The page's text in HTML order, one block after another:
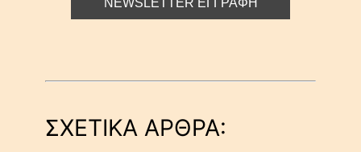
ΣΧΕΤΙΚΑ ΑΡΘΡΑ: